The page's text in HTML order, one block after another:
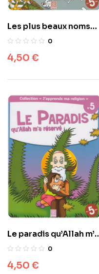
Les plus beaux noms
d’Allah
0
4,50 €
Le paradis qu’Allah m’a
réservé
0
4,50 €